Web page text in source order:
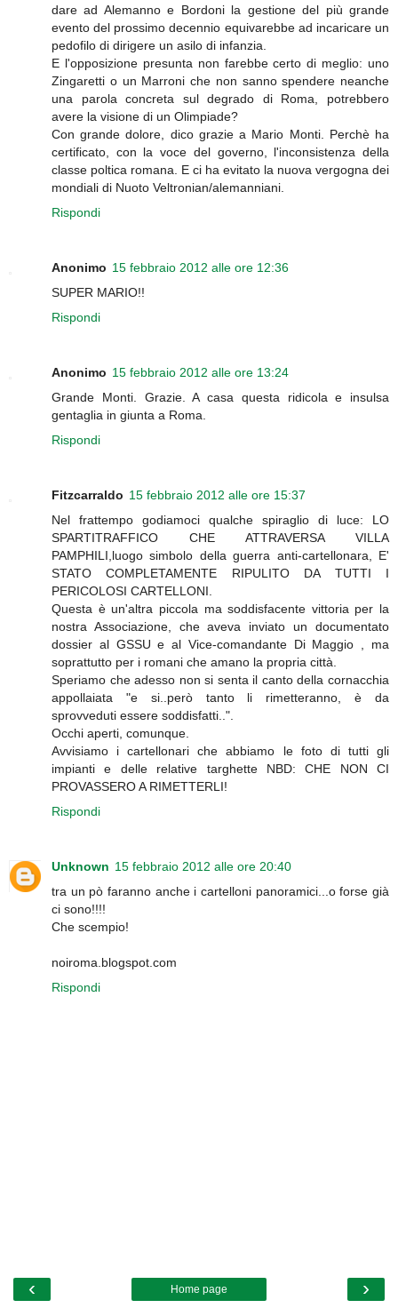
dare ad Alemanno e Bordoni la gestione del più grande
evento del prossimo decennio equivarebbe ad incaricare un
pedofilo di dirigere un asilo di infanzia.
E l'opposizione presunta non farebbe certo di meglio: uno
Zingaretti o un Marroni che non sanno spendere neanche
una parola concreta sul degrado di Roma, potrebbero
avere la visione di un Olimpiade?
Con grande dolore, dico grazie a Mario Monti. Perchè ha
certificato, con la voce del governo, l'inconsistenza della
classe poltica romana. E ci ha evitato la nuova vergogna dei
mondiali di Nuoto Veltronian/alemanniani.
Rispondi
Anonimo 15 febbraio 2012 alle ore 12:36
SUPER MARIO!!
Rispondi
Anonimo 15 febbraio 2012 alle ore 13:24
Grande Monti. Grazie. A casa questa ridicola e insulsa
gentaglia in giunta a Roma.
Rispondi
Fitzcarraldo 15 febbraio 2012 alle ore 15:37
Nel frattempo godiamoci qualche spiraglio di luce: LO
SPARTITRAFFICO CHE ATTRAVERSA VILLA
PAMPHILI,luogo simbolo della guerra anti-cartellonara, E'
STATO COMPLETAMENTE RIPULITO DA TUTTI I
PERICOLOSI CARTELLONI.
Questa è un'altra piccola ma soddisfacente vittoria per la
nostra Associazione, che aveva inviato un documentato
dossier al GSSU e al Vice-comandante Di Maggio , ma
soprattutto per i romani che amano la propria città.
Speriamo che adesso non si senta il canto della cornacchia
appollaiata "e si..però tanto li rimetteranno, è da
sprovveduti essere soddisfatti..".
Occhi aperti, comunque.
Avvisiamo i cartellonari che abbiamo le foto di tutti gli
impianti e delle relative targhette NBD: CHE NON CI
PROVASSERO A RIMETTERLI!
Rispondi
Unknown 15 febbraio 2012 alle ore 20:40
tra un pò faranno anche i cartelloni panoramici...o forse già
ci sono!!!!
Che scempio!
noiroma.blogspot.com
Rispondi
‹ ›
Home page